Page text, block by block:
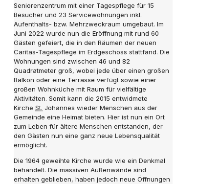
Seniorenzentrum mit einer Tagespflege für 15
Besucher und 23 Servicewohnungen inkl.
Aufenthalts- bzw. Mehrzweckraum umgebaut. Im
Juni 2022 wurde nun die Eröffnung mit rund 60
Gästen gefeiert, die in den Räumen der neuen
Caritas-Tagespflege im Erdgeschoss stattfand. Die
Wohnungen sind zwischen 46 und 82
Quadratmeter groß, wobei jede über einen großen
Balkon oder eine Terrasse verfügt sowie einer
großen Wohnküche mit Raum für vielfältige
Aktivitäten. Somit kann die 2015 entwidmete
Kirche St. Johannes wieder Menschen aus der
Gemeinde eine Heimat bieten. Hier ist nun ein Ort
zum Leben für ältere Menschen entstanden, der
den Gästen nun eine ganz neue Lebensqualität
ermöglicht.
Die 1964 geweihte Kirche wurde wie ein Denkmal
behandelt. Die massiven Außenwände sind
erhalten geblieben, haben jedoch neue Öffnungen